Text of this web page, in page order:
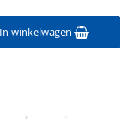
In winkelwagen